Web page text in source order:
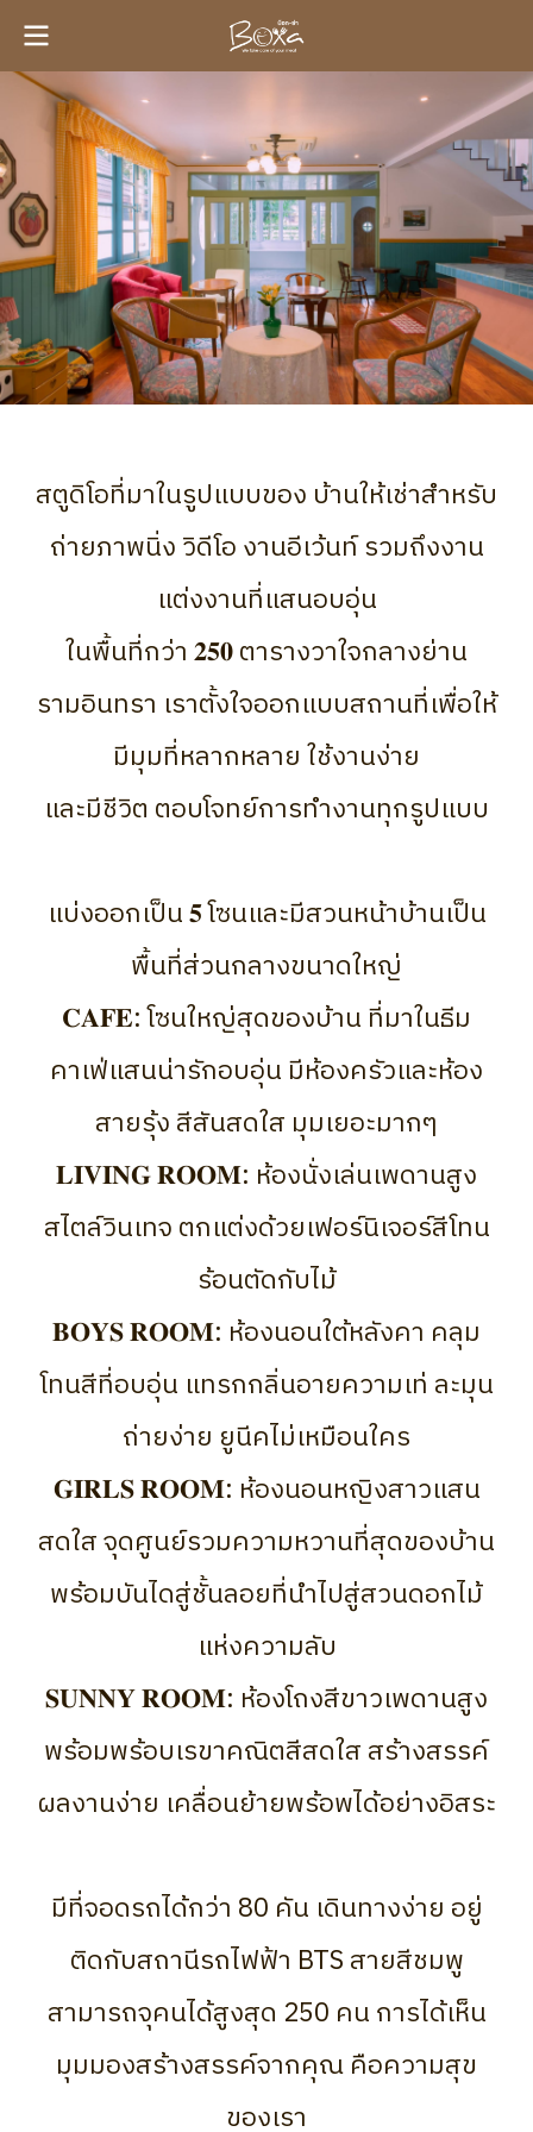
สตูดิโอที่มาในรูปแบบของ บ้านให้เช่าสำหรับ
ถ่ายภาพนิ่ง วิดีโอ งานอีเว้นท์ รวมถึงงาน
แต่งงานที่แสนอบอุ่น
ในพื้นที่กว่า 𝟐𝟓𝟎 ตารางวาใจกลางย่าน
รามอินทรา เราตั้งใจออกแบบสถานที่เพื่อให้
มีมุมที่หลากหลาย ใช้งานง่าย
และมีชีวิต ตอบโจทย์การทำงานทุกรูปแบบ
แบ่งออกเป็น 𝟓 โซนและมีสวนหน้าบ้านเป็น
พื้นที่ส่วนกลางขนาดใหญ่
𝐂𝐀𝐅𝐄: โซนใหญ่สุดของบ้าน ที่มาในธีม
คาเฟ่แสนน่ารักอบอุ่น มีห้องครัวและห้อง
สายรุ้ง สีสันสดใส มุมเยอะมากๆ
𝐋𝐈𝐕𝐈𝐍𝐆 𝐑𝐎𝐎𝐌: ห้องนั่งเล่นเพดานสูง
สไตล์วินเทจ ตกแต่งด้วยเฟอร์นิเจอร์สีโทน
ร้อนตัดกับไม้
𝐁𝐎𝐘𝐒 𝐑𝐎𝐎𝐌: ห้องนอนใต้หลังคา คลุม
โทนสีที่อบอุ่น แทรกกลิ่นอายความเท่ ละมุน
ถ่ายง่าย ยูนีคไม่เหมือนใคร
𝐆𝐈𝐑𝐋𝐒 𝐑𝐎𝐎𝐌: ห้องนอนหญิงสาวแสน
สดใส จุดศูนย์รวมความหวานที่สุดของบ้าน
พร้อมบันไดสู่ชั้นลอยที่นำไปสู่สวนดอกไม้
แห่งความลับ
𝐒𝐔𝐍𝐍𝐘 𝐑𝐎𝐎𝐌: ห้องโถงสีขาวเพดานสูง
พร้อมพร้อบเรขาคณิตสีสดใส สร้างสรรค์
ผลงานง่าย เคลื่อนย้ายพร้อพได้อย่างอิสระ
มีที่จอดรถได้กว่า 80 คัน เดินทางง่าย อยู่
ติดกับสถานีรถไฟฟ้า BTS สายสีชมพู
สามารถจุคนได้สูงสุด 250 คน การได้เห็น
มุมมองสร้างสรรค์จากคุณ คือความสุข
ของเรา